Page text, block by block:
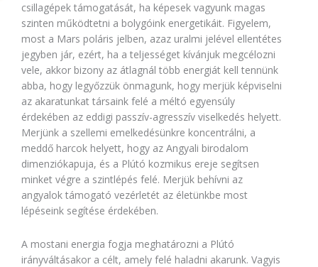
csillagépek támogatását, ha képesek vagyunk magas
szinten működtetni a bolygóink energetikáit. Figyelem,
most a Mars poláris jelben, azaz uralmi jelével ellentétes
jegyben jár, ezért, ha a teljességet kívánjuk megcélozni
vele, akkor bizony az átlagnál több energiát kell tennünk
abba, hogy legyőzzük önmagunk, hogy merjük képviselni
az akaratunkat társaink felé a méltó egyensúly
érdekében az eddigi passzív-agresszív viselkedés helyett.
Merjünk a szellemi emelkedésünkre koncentrálni, a
meddő harcok helyett, hogy az Angyali birodalom
dimenziókapuja, és a Plútó kozmikus ereje segítsen
minket végre a szintlépés felé. Merjük behívni az
angyalok támogató vezérletét az életünkbe most
lépéseink segítése érdekében.
A mostani energia fogja meghatározni a Plútó
irányváltásakor a célt, amely felé haladni akarunk. Vagyis